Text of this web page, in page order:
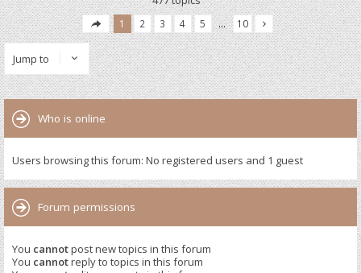
1 2 3 4 5 … 10
Jump to
Who is online
Users browsing this forum: No registered users and 1 guest
Forum permissions
You cannotpost new topics in this forum
You cannotreply to topics in this forum